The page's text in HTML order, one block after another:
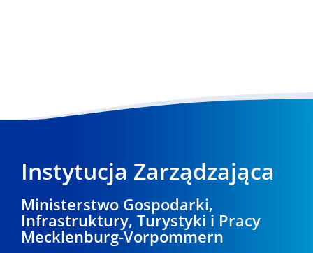
Instytucja Zarządzająca
Ministerstwo Gospodarki,
Infrastruktury, Turystyki i Pracy
Mecklenburg-Vorpommern